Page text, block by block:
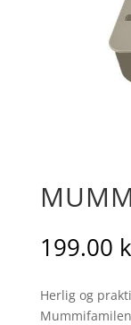
199.00
Herlig og